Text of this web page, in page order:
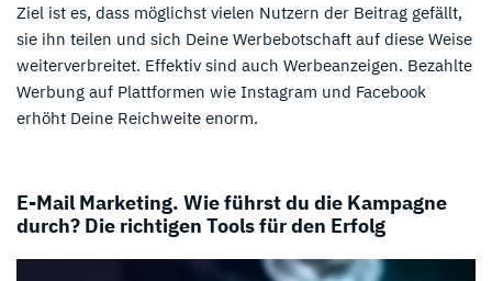
Ziel ist es, dass möglichst vielen Nutzern der Beitrag gefällt,
sie ihn teilen und sich Deine Werbebotschaft auf diese Weise
weiterverbreitet. Effektiv sind auch Werbeanzeigen. Bezahlte
Werbung auf Plattformen wie Instagram und Facebook
erhöht Deine Reichweite enorm.
E-Mail Marketing. Wie führst du die Kampagne
durch? Die richtigen Tools für den Erfolg